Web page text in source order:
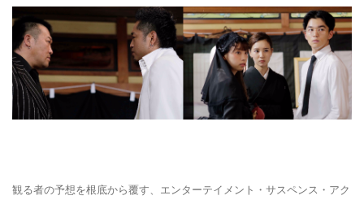
観る者の予想を根底から覆す、エンターテイメント・サスペンス・アク